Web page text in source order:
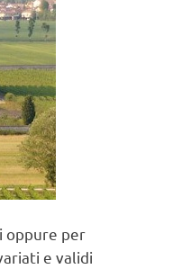
oppure per
e validi